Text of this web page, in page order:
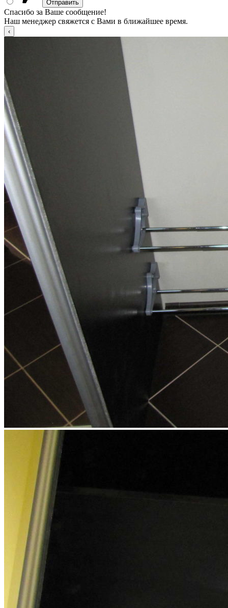
Спасибо за Ваше сообщение!
Наш менеджер свяжется с Вами в ближайшее время.